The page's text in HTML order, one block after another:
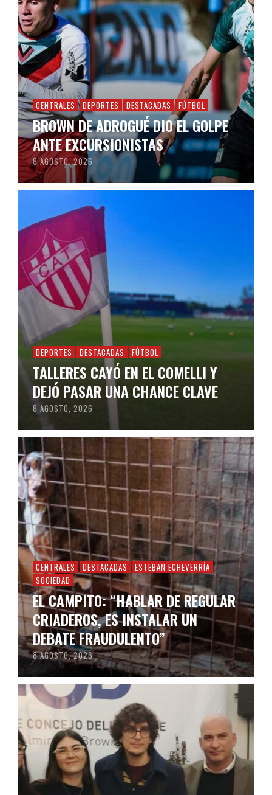
CENTRALES DEPORTES DESTACADAS FÚTBOL
BROWN DE ADROGUÉ DIO EL GOLPE
ANTE EXCURSIONISTAS
8 AGOSTO, 2026
DEPORTES DESTACADAS FÚTBOL
TALLERES CAYÓ EN EL COMELLI Y
DEJÓ PASAR UNA CHANCE CLAVE
8 AGOSTO, 2026
CENTRALES DESTACADAS
ESTEBAN ECHEVERRÍA
SOCIEDAD
EL CAMPITO: “HABLAR DE REGULAR
CRIADEROS, ES INSTALAR UN
DEBATE FRAUDULENTO”
8 AGOSTO, 2026